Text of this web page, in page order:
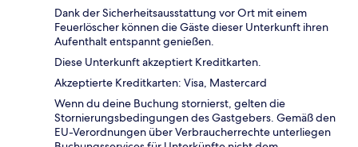
Dank der Sicherheitsausstattung vor Ort mit einem
Feuerlöscher können die Gäste dieser Unterkunft ihren
Aufenthalt entspannt genießen.
Diese Unterkunft akzeptiert Kreditkarten.
Akzeptierte Kreditkarten: Visa, Mastercard
Wenn du deine Buchung stornierst, gelten die
Stornierungsbedingungen des Gastgebers. Gemäß den
EU-Verordnungen über Verbraucherrechte unterliegen